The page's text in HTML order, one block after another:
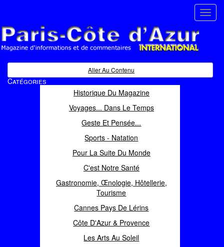
Magazine d'informations et de commentaires
Aller Au Contenu
Catégories
Historique Du Magazine
Voyages... Dans Le Temps
Geste Et Pensée...
Sports - Natation
Pour La Suite Du Monde
C'est Notre Santé
Gastronomie, Œnologie, Hôtellerie,
Tourisme
Cannes Pays De Lérins
Côte D'Azur & Provence
Les Arts Au Soleil